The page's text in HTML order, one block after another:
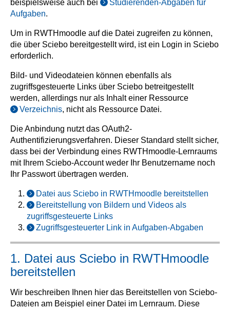
beispielsweise auch bei
Studierenden-Abgaben für
Aufgaben.
Um in RWTHmoodle auf die Datei zugreifen zu können,
die über Sciebo bereitgestellt wird, ist ein Login in Sciebo
erforderlich.
Bild- und Videodateien können ebenfalls als
zugriffsgesteuerte Links über Sciebo betreitgestellt
werden, allerdings nur als Inhalt einer Ressource
Verzeichnis, nicht als Ressource Datei.
Die Anbindung nutzt das OAuth2-
Authentifizierungsverfahren. Dieser Standard stellt sicher,
dass bei der Verbindung eines RWTHmoodle-Lernraums
mit Ihrem Sciebo-Account weder Ihr Benutzername noch
Ihr Passwort übertragen werden.
Datei aus Sciebo in RWTHmoodle bereitstellen
Bereitstellung von Bildern und Videos als
zugriffsgesteuerte Links
Zugriffsgesteuerter Link in Aufgaben-Abgaben
1. Datei aus Sciebo in RWTHmoodle
bereitstellen
Wir beschreiben Ihnen hier das Bereitstellen von Sciebo-
Dateien am Beispiel einer Datei im Lernraum. Diese